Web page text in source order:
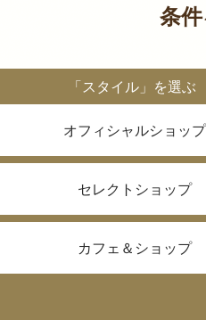
条
「スタイル」を選ぶ
オフィシャルショップ
セレクトショップ
カフェ＆ショップ